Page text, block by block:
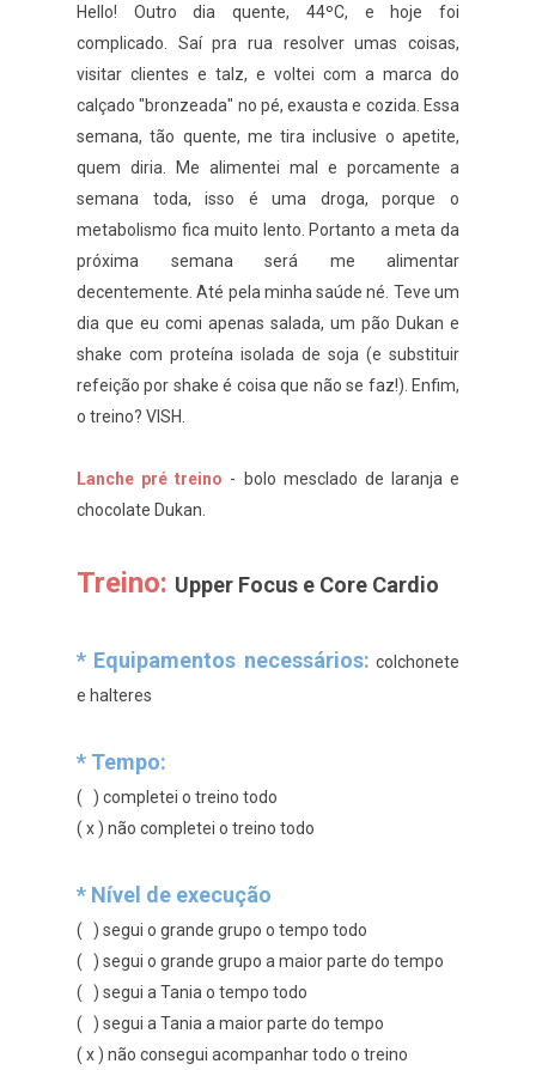
Hello! Outro dia quente, 44ºC, e hoje foi
complicado. Saí pra rua resolver umas coisas,
visitar clientes e talz, e voltei com a marca do
calçado "bronzeada" no pé, exausta e cozida. Essa
semana, tão quente, me tira inclusive o apetite,
quem diria. Me alimentei mal e porcamente a
semana toda, isso é uma droga, porque o
metabolismo fica muito lento. Portanto a meta da
próxima semana será me alimentar
decentemente. Até pela minha saúde né. Teve um
dia que eu comi apenas salada, um pão Dukan e
shake com proteína isolada de soja (e substituir
refeição por shake é coisa que não se faz!). Enfim,
o treino? VISH.
Lanche pré treino - bolo mesclado de laranja e
chocolate Dukan.
Treino: Upper Focus e Core Cardio
* Equipamentos necessários: colchonete
e halteres
* Tempo:
( ) completei o treino todo
( x ) não completei o treino todo
* Nível de execução
( ) segui o grande grupo o tempo todo
( ) segui o grande grupo a maior parte do tempo
( ) segui a Tania o tempo todo
( ) segui a Tania a maior parte do tempo
( x ) não consegui acompanhar todo o treino